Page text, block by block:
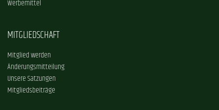
Werbemittel
MITGLIEDSCHAFT
Mitglied werden
Änderungsmitteilung
Unsere Satzungen
Mitgliedsbeiträge